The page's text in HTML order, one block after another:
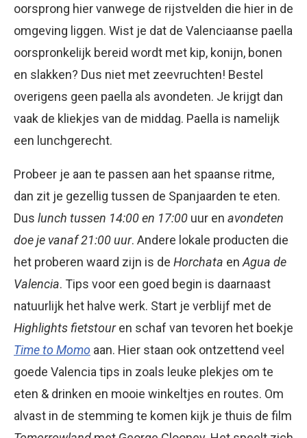
oorsprong hier vanwege de rijstvelden die hier in de
omgeving liggen. Wist je dat de Valenciaanse paella
oorspronkelijk bereid wordt met kip, konijn, bonen
en slakken? Dus niet met zeevruchten! Bestel
overigens geen paella als avondeten. Je krijgt dan
vaak de kliekjes van de middag. Paella is namelijk
een lunchgerecht.
Probeer je aan te passen aan het spaanse ritme,
dan zit je gezellig tussen de Spanjaarden te eten.
Dus lunch tussen 14:00 en 17:00 uur en avondeten
doe je vanaf 21:00 uur. Andere lokale producten die
het proberen waard zijn is de Horchata en Agua de
Valencia. Tips voor een goed begin is daarnaast
natuurlijk het halve werk. Start je verblijf met de
Highlights fietstouren schaf van tevoren het boekje
Time to Momo aan. Hier staan ook ontzettend veel
goede Valencia tips in zoals leuke plekjes om te
eten & drinken en mooie winkeltjes en routes. Om
alvast in de stemming te komen kijk je thuis de film